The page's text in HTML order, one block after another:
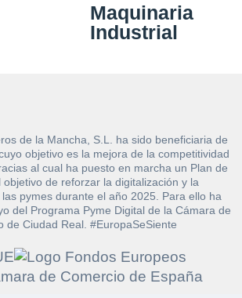
Maquinaria
Industrial
de la Mancha, S.L. ha sido beneficiaria de
objetivo es la mejora de la competitividad
al cual ha puesto en marcha un Plan de
objetivo de reforzar la digitalización y la
pymes durante el año 2025. Para ello ha
del Programa Pyme Digital de la Cámara de
de Ciudad Real. #EuropaSeSiente